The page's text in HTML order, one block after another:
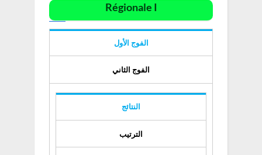
Régionale I
الفوج الأول
الفوج الثاني
النتائج
الترتيب